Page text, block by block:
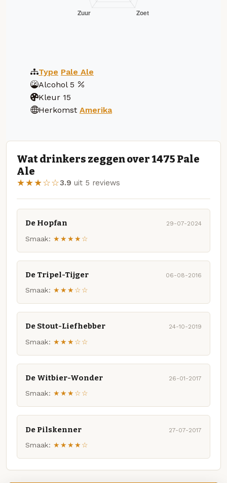
Type Pale Ale
Alcohol 5
Kleur 15
Herkomst Amerika
Wat drinkers zeggen over 1475 Pale
Ale
★★★☆☆3.9 uit 5 reviews
De Hopfan 29-07-2024
Smaak: ★★★★☆
De Tripel-Tijger 06-08-2016
Smaak: ★★★☆☆
De Stout-Liefhebber 24-10-2019
Smaak: ★★★☆☆
De Witbier-Wonder 26-01-2017
Smaak: ★★★☆☆
De Pilskenner 27-07-2017
Smaak: ★★★★☆